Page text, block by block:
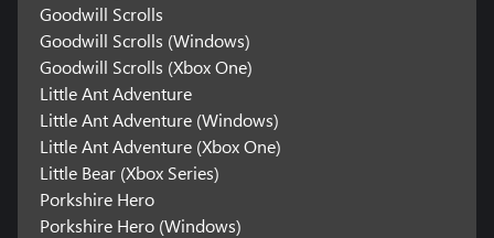
Goodwill Scrolls
Goodwill Scrolls (Windows)
Goodwill Scrolls (Xbox One)
Little Ant Adventure
Little Ant Adventure (Windows)
Little Ant Adventure (Xbox One)
Little Bear (Xbox Series)
Porkshire Hero
Porkshire Hero (Windows)